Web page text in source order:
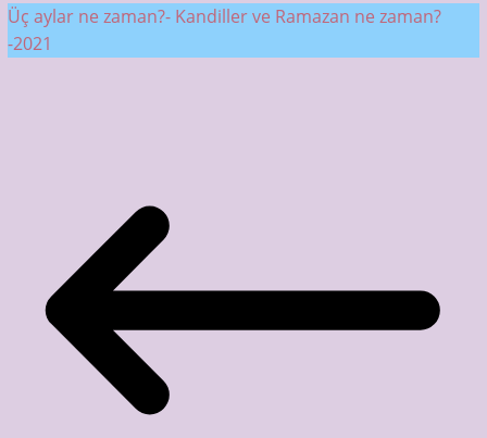
Üç aylar ne zaman?- Kandiller ve Ramazan ne zaman?
-2021